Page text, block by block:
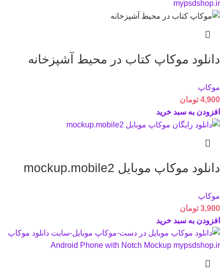
دانلود موکاپ کتاب در محیط آشپزخانه
موکاپ
4,900 تومان
افزودن به سبد خرید
دانلود موکاپ موبایل mockup.mobile2
موکاپ
3,900 تومان
افزودن به سبد خرید